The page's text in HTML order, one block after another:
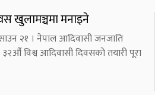
खुलामञ्चमा मनाइने
२१ । नेपाल आदिवासी जनजाति
विश्व आदिवासी दिवसको तयारी पूरा